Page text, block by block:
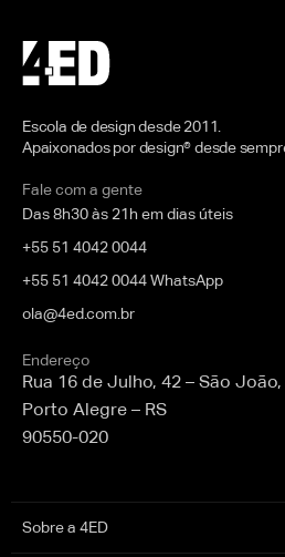
Escola de design desde 2011.
Apaixonados por design® desde
Fale com a gente
Das 8h30 às 21h em dias úteis
+55 51 4042 0044
+55 51 4042 0044 WhatsApp
ola@4ed.com.br
Endereço
Rua 16 de Julho, 42 – São João,
Porto Alegre – RS
90550-020
Sobre a 4ED